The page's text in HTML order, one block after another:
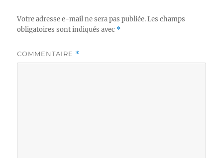
Votre adresse e-mail ne sera pas publiée. Les champs
obligatoires sont indiqués avec *
COMMENTAIRE *